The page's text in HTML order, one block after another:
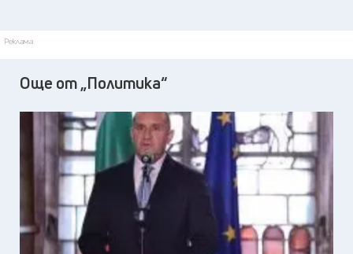
Реклама
Още от „Политика“